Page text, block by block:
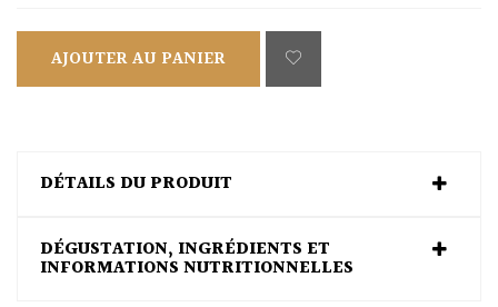
AJOUTER AU PANIER
DÉTAILS DU PRODUIT
DÉGUSTATION, INGRÉDIENTS ET
INFORMATIONS NUTRITIONNELLES